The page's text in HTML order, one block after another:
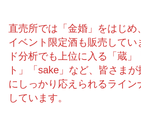
直売所では「金婚」をはじめ
イベント限定酒も販売してい
ド分析でも上位に入る「蔵
ト」「sake」など、皆さま
にしっかり応えられるライン
しています。